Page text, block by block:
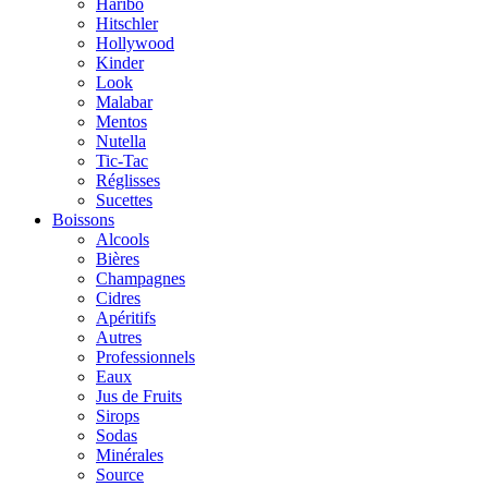
Haribo
Hitschler
Hollywood
Kinder
Look
Malabar
Mentos
Nutella
Tic-Tac
Réglisses
Sucettes
Boissons
Alcools
Bières
Champagnes
Cidres
Apéritifs
Autres
Professionnels
Eaux
Jus de Fruits
Sirops
Sodas
Minérales
Source